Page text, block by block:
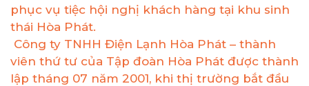
phục vụ tiệc hội nghị khách hàng tại khu sinh
thái Hòa Phát.
Công ty TNHH Điện Lạnh Hòa Phát – thành
viên thứ tư của Tập đoàn Hòa Phát được thành
lập tháng 07 năm 2001, khi thị trường bắt đầu